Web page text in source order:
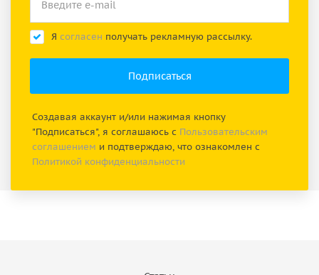
Я согласен получать рекламную рассылку.
Создавая аккаунт и/или нажимая кнопку
"Подписаться", я соглашаюсь с Пользовательским
соглашением и подтверждаю, что ознакомлен с
Политикой конфиденциальности